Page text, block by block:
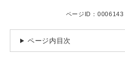
ページID：0006143
ページ内目次